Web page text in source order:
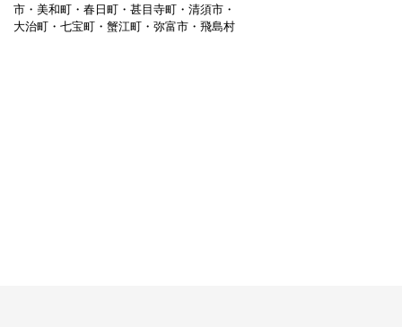
市・美和町・春日町・甚目寺町・清須市・
大治町・七宝町・蟹江町・弥富市・飛島村